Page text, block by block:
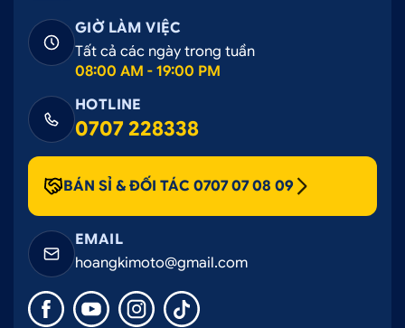
GIỜ LÀM VIỆC
Tất cả các ngày trong tuần
08:00 AM - 19:00 PM
HOTLINE
0707 228338
BÁN SỈ & ĐỐI TÁC 0707 07 08 09
EMAIL
hoangkimoto@gmail.com